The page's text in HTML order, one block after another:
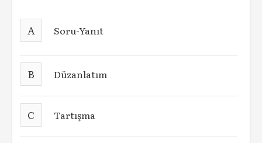
A Soru-Yanıt
B Düzanlatım
C Tartışma